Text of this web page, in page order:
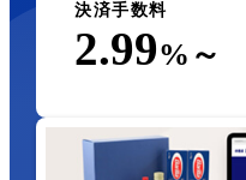
決済手数料
2.99%～